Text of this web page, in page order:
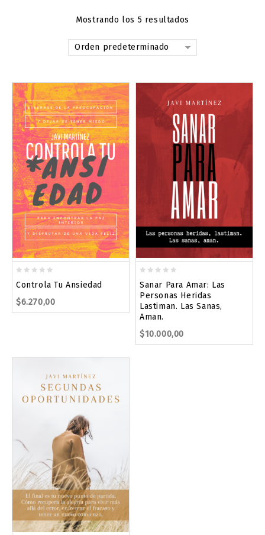
Mostrando los 5 resultados
Orden predeterminado
out
of
Controla Tu Ansiedad
$6.270,00
out
of
5
Sanar Para Amar: Las
Personas Heridas
Lastiman. Las Sanas,
Aman.
$10.000,00